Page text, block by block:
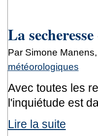
La
Par Simone
météorologiques
Avec toutes les
l'inquiétude est
Lire la suite